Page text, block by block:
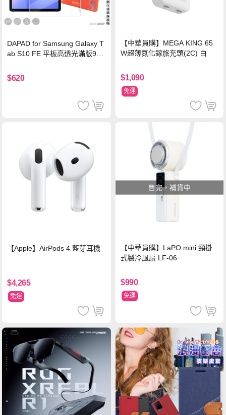
DAPAD for Samsung Galaxy T
ab S10 FE 平板高透光滿版9H
$620
【中華員購】MEGA KING 65
W超薄氮化鎵旅充頭(2C) 白
$1,090
免運
【Apple】AirPods 4 藍芽耳機
$4,265
免運
售完，補貨中
【中華員購】LaPO mini 頸掛
式製冷風扇 LF-06
$990
免運